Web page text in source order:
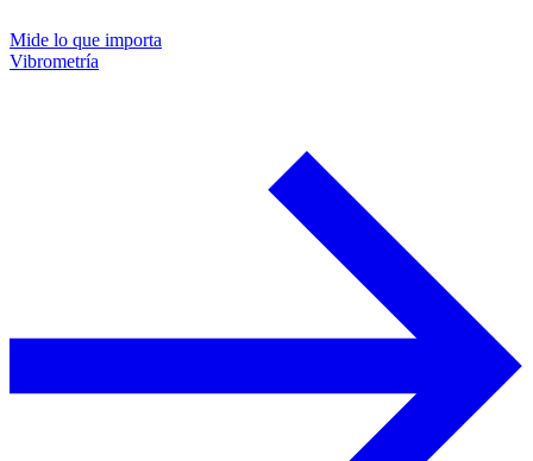
Mide lo que importa
Vibrometría